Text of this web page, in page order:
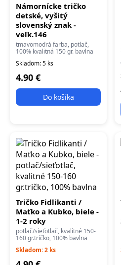
Námornícke tričko
detské, vyšitý
slovenský znak -
veľk.146
tmavomodrá farba, potlač,
100% kvalitná 150 gr. bavlna
Skladom: 5 ks
4.90 €
Do košíka
Tričko Fidlikanti /
Maťko a Kubko, biele -
1-2 roky
potlač/sieťotlač, kvalitné 150-
160 gr.tričko, 100% bavlna
Skladom: 2 ks